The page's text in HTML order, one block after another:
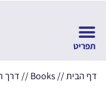
דף הבית//
Books
// דרך